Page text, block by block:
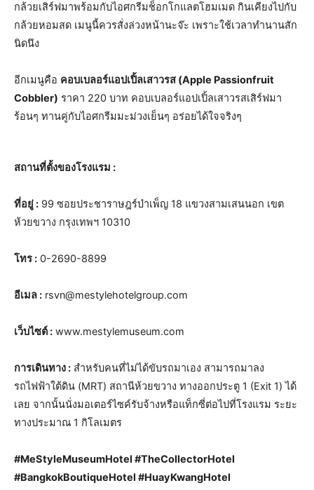
กล้วยเสิร์ฟมาพร้อมกับไอศกรีมช็อกโกแลตโฮมเมด กินเคียงไปกับ
กล้วยหอมสด เมนูนี้ควรสั่งล่วงหน้านะจ๊ะ เพราะใช้เวลาทำนานสัก
นิดนึง
อีกเมนูคือ คอบเบลอร์แอปเปิ้ลเสาวรส (Apple Passionfruit
Cobbler) ราคา 220 บาท คอบเบลอร์แอปเปิ้ลเสาวรสเสิร์ฟมา
ร้อนๆ ทานคู่กับไอศกรีมมะม่วงเย็นๆ อร่อยได้ใจจริงๆ
สถานที่ตั้งของโรงแรม :
ที่อยู่ : 99 ซอยประชาราษฎร์บำเพ็ญ 18 แขวงสามเสนนอก เขต
ห้วยขวาง กรุงเทพฯ 10310
โทร : 0-2690-8899
อีเมล : rsvn@mestylehotelgroup.com
เว็บไซต์ : www.mestylemuseum.com
การเดินทาง : สำหรับคนที่ไม่ได้ขับรถมาเอง สามารถมาลง
รถไฟฟ้าใต้ดิน (MRT) สถานีห้วยขวาง ทางออกประตู 1 (Exit 1) ได้
เลย จากนั้นนั่งมอเตอร์ไซค์รับจ้างหรือแท็กซี่ต่อไปที่โรงแรม ระยะ
ทางประมาณ 1 กิโลเมตร
#MeStyleMuseumHotel #TheCollectorHotel
#BangkokBoutiqueHotel #HuayKwangHotel